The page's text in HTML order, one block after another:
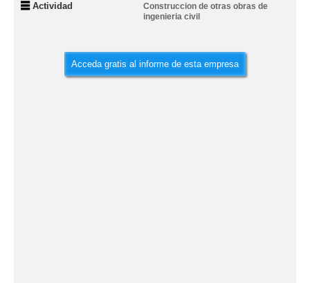
Actividad
Construccion de otras obras de
ingenieria civil
Acceda gratis al informe de esta empresa